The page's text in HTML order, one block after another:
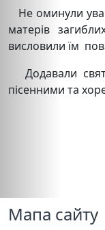
Не оминули
матерів
висловили їм
Додавали
пісенними та
Мапа сайту